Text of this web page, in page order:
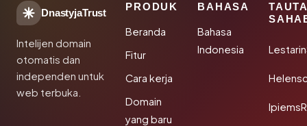
DnastyjaTrust
Intelijen domain
otomatis dan
independen untuk
web terbuka.
PRODUK
Beranda
Fitur
Cara kerja
Domain
yang baru
BAHASA
Bahasa
Indonesia